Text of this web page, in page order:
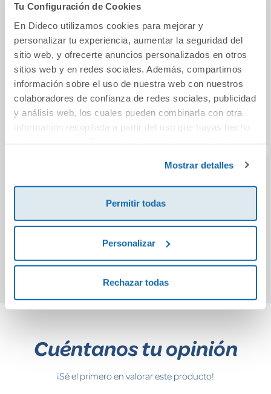
Tu Configuración de Cookies
En Dideco utilizamos cookies para mejorar y
personalizar tu experiencia, aumentar la seguridad del
sitio web, y ofrecerte anuncios personalizados en otros
sitios web y en redes sociales. Además, compartimos
información sobre el uso de nuestra web con nuestros
colaboradores de confianza de redes sociales, publicidad
y análisis web, los cuales pueden combinarla con otra
información recopilada a partir del uso que hayas hecho
Mostrar detalles
Permitir todas
Personalizar
Rechazar todas
También podría gustarte...
R DE RAZONAR 5
2,50€
Comprar
10%
Matemáticas. 3
Secundaria.
Matices
56,75€
Comprar
Cuéntanos tu opinión
¡Sé el primero en valorar este producto!